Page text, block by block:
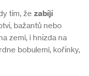
tím, že zabíjí
bažantů nebo
zemi, i hnízda na
bobulemi, kořínky,